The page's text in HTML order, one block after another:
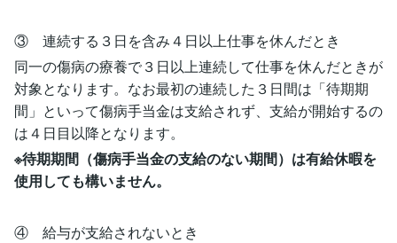
③ 連続する３日を含み４日以上仕事を休んだとき
同一の傷病の療養で３日以上連続して仕事を休んだときが
対象となります。なお最初の連続した３日間は「待期期
間」といって傷病手当金は支給されず、支給が開始するの
は４日目以降となります。
※待期期間（傷病手当金の支給のない期間）は有給休暇を
使用しても構いません。
④ 給与が支給されないとき